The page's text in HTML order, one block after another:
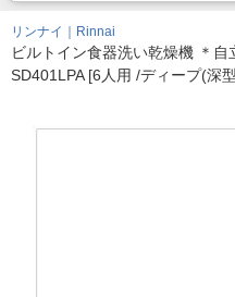
リンナイ｜Rinnai
ビルトイン食器洗い乾燥機 ＊
SD401LPA [6人用 /ディープ(深